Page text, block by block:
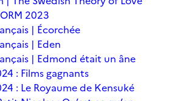
2023
| Écorchée
| Eden
| Edmond était un âne
: Films gagnants
: Le Royaume de Kensuké